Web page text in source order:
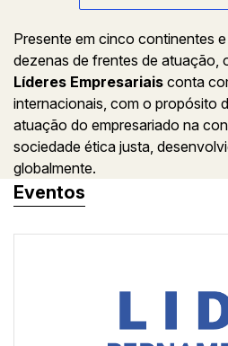
Presente em cinco continentes
dezenas de frentes de atuação,
Líderes Empresariais conta
internacionais, com o propósito
atuação do empresariado na
sociedade ética justa,
globalmente.
Eventos